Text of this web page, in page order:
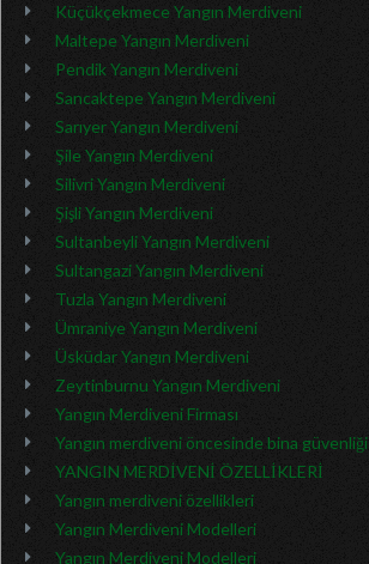
Küçükçekmece Yangın Merdiveni
Maltepe Yangın Merdiveni
Pendik Yangın Merdiveni
Sancaktepe Yangın Merdiveni
Sarıyer Yangın Merdiveni
Şile Yangın Merdiveni
Silivri Yangın Merdiveni
Şişli Yangın Merdiveni
Sultanbeyli Yangın Merdiveni
Sultangazi Yangın Merdiveni
Tuzla Yangın Merdiveni
Ümraniye Yangın Merdiveni
Üsküdar Yangın Merdiveni
Zeytinburnu Yangın Merdiveni
Yangın Merdiveni Firması
Yangın merdiveni öncesinde bina güvenliği
YANGIN MERDİVENİ ÖZELLİKLERİ
Yangın merdiveni özellikleri
Yangın Merdiveni Modelleri
Yangın Merdiveni Modelleri